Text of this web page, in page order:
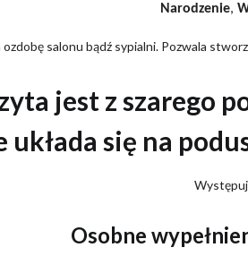
Narodzenie,
ozdobę salonu bądź sypialni. Pozwala
jest z szarego
układa się na
Osobne